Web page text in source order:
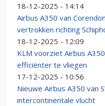
18-12-2025 - 14:14
Airbus A350 van
vertrokken richting
18-12-2025 - 12:09
KLM voorziet Airbus
efficiënter te vliegen
17-12-2025 - 10:56
Nieuwe Airbus A350 van
intercontinentale vlucht